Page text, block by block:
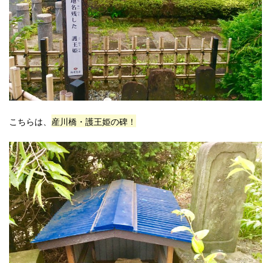
こちらは、 産川橋・護王姫の碑！